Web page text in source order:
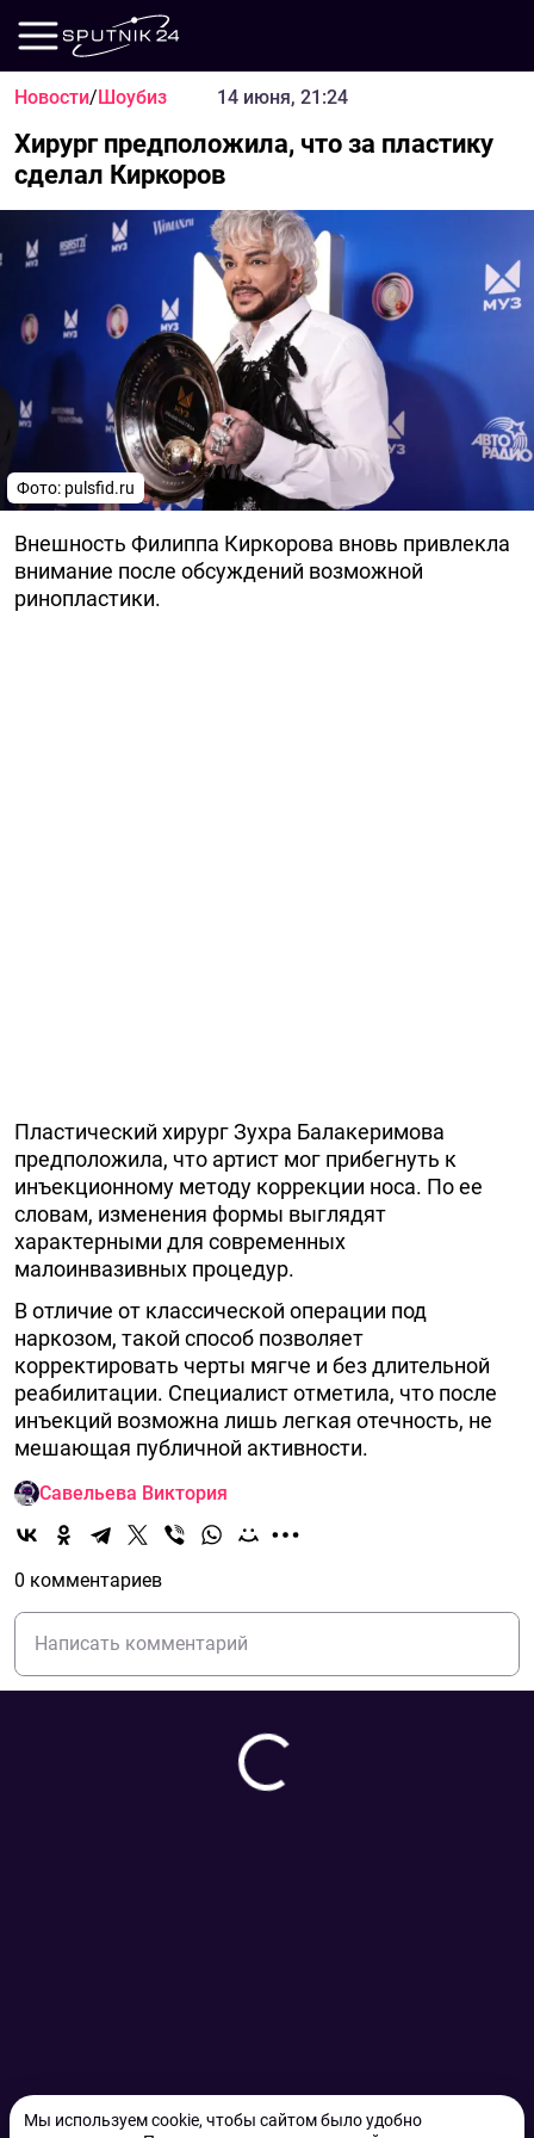
Мы используем cookie, чтобы сайтом было удобно
Новости/Шоубиз 14 июня, 21:24
Хирург предположила, что за пластику
сделал Киркоров
Фото: pulsfid.ru
Внешность Филиппа Киркорова вновь привлекла
внимание после обсуждений возможной
ринопластики.
Пластический хирург Зухра Балакеримова
предположила, что артист мог прибегнуть к
инъекционному методу коррекции носа. По ее
словам, изменения формы выглядят
характерными для современных
малоинвазивных процедур.
В отличие от классической операции под
наркозом, такой способ позволяет
корректировать черты мягче и без длительной
реабилитации. Специалист отметила, что после
инъекций возможна лишь легкая отечность, не
мешающая публичной активности.
Савельева Виктория
0 комментариев